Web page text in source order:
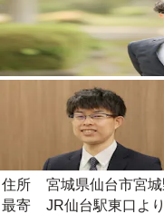
住所
宮城県仙台市宮
最寄
JR仙台駅東口よ